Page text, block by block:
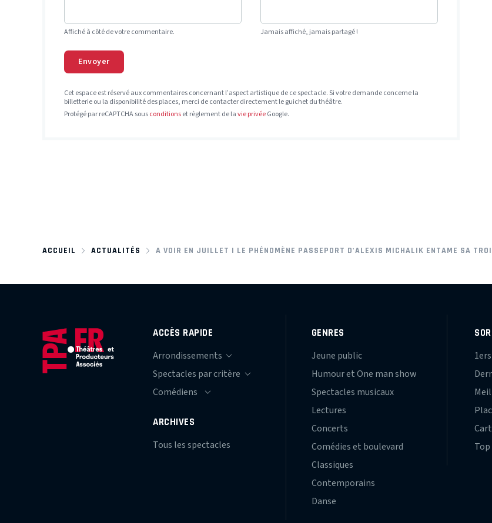
Affiché à côté de votre commentaire. Jamais affiché, jamais partagé !
Envoyer
Cet espace est réservé aux commentaires concernant l’aspect artistique de ce spectacle. Si votre demande concerne la
billetterie ou la disponibilité des places, merci de contacter directement le guichet du théâtre.
Protégé par reCAPTCHA sousconditionset règlement de lavie privéeGoogle.
ACCUEIL ACTUALITÉS A VOIR EN JUILLET | LE PHÉNOMÈNE PASSEPORT D'ALEXIS MICHALIK ENTAME SA
ACCÈS RAPIDE
ARCHIVES
Tous les spectacles
GENRES
Jeune public
Humour et One man show
Spectacles musicaux
Lectures
Concerts
Comédies et boulevard
Classiques
Contemporains
Danse